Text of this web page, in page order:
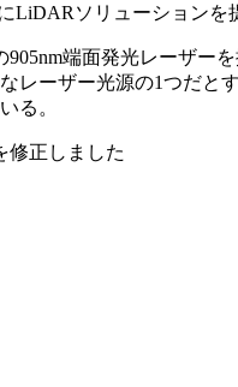
LiDARソリューションを
905nm端面発光レーザ
レーザー光源の1つだ
る。
修正しました